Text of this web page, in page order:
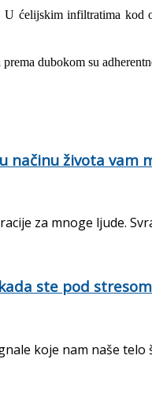
ćelijskim infiltratima
dubokom su
načinu života vam
za mnoge ljude.
ste pod
koje nam naše